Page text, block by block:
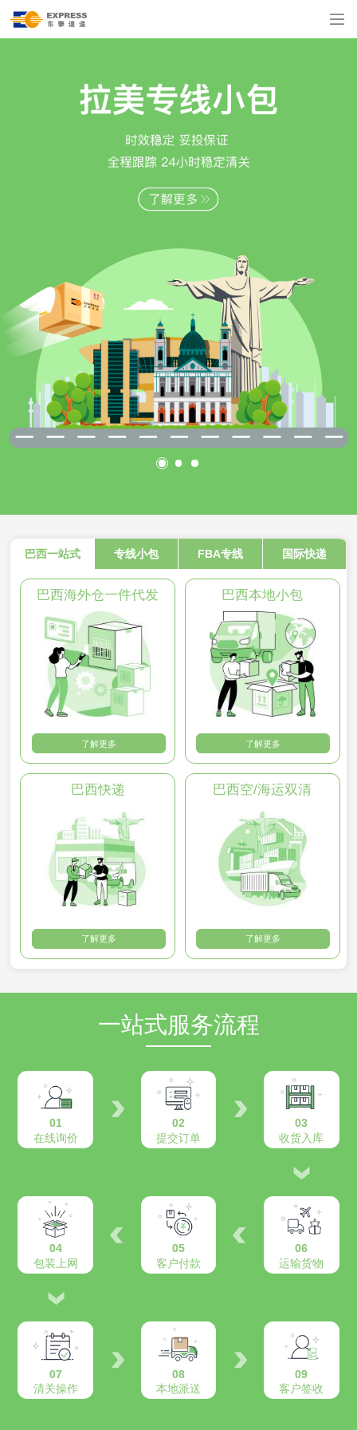
巴西一站式 专线小包 FBA专线 国际快递
巴西海外仓一件代发
了解更多
巴西本地小包
了解更多
巴西快递
了解更多
巴西空/海运双清
了解更多
一站式服务流程
01
在线询价
02
提交订单
03
收货入库
04
包装上网
05
客户付款
06
运输货物
07
清关操作
08
本地派送
09
客户签收